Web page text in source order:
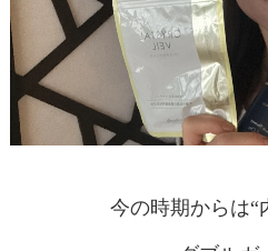
今の時期からは“